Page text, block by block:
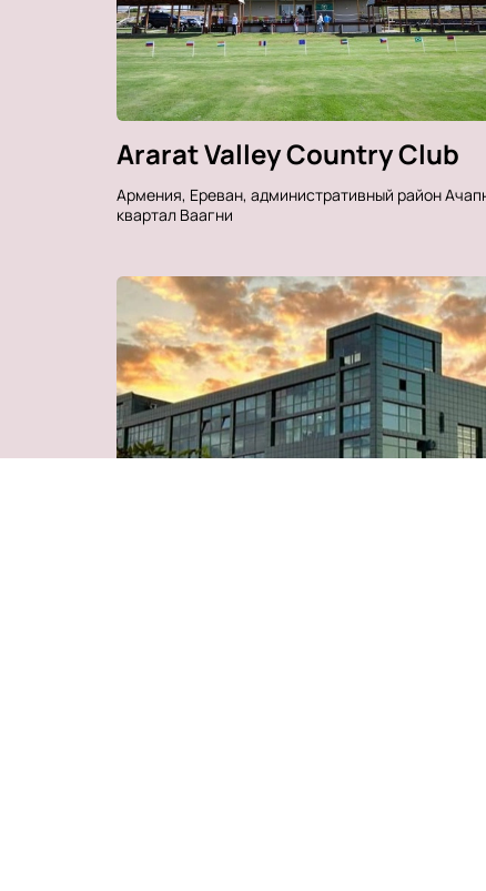
Ararat Valley Country Club
Армения, Ереван, административный район
квартал Ваагни